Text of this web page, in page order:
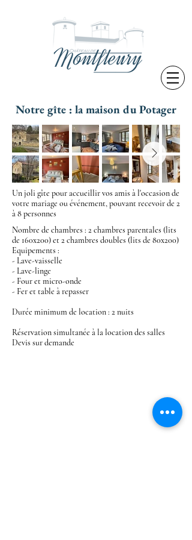
Notre gîte : la maison du Potager
Un joli gîte pour accueillir vos amis à l'occasion de
votre mariage ou événement, pouvant recevoir de 2
à 8 personnes
Nombre de chambres : 2 chambres parentales (lits
de 160x200) et 2 chambres doubles (lits de 80x200)
Equipements :
- Lave-vaisselle
- Lave-linge
- Four et micro-onde
- Fer et table à repasser
Durée minimum de location : 2 nuits
Réservation simultanée à la location des salles
Devis sur demande